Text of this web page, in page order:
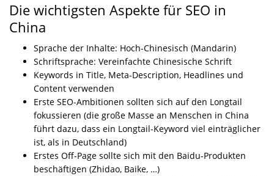
Die wichtigsten Aspekte für SEO in
China
Sprache der Inhalte: Hoch-Chinesisch (Mandarin)
Schriftsprache: Vereinfachte Chinesische Schrift
Keywords in Title, Meta-Description, Headlines und
Content verwenden
Erste SEO-Ambitionen sollten sich auf den Longtail
fokussieren (die große Masse an Menschen in China
führt dazu, dass ein Longtail-Keyword viel einträglicher
ist, als in Deutschland)
Erstes Off-Page sollte sich mit den Baidu-Produkten
beschäftigen (Zhidao, Baike, …)